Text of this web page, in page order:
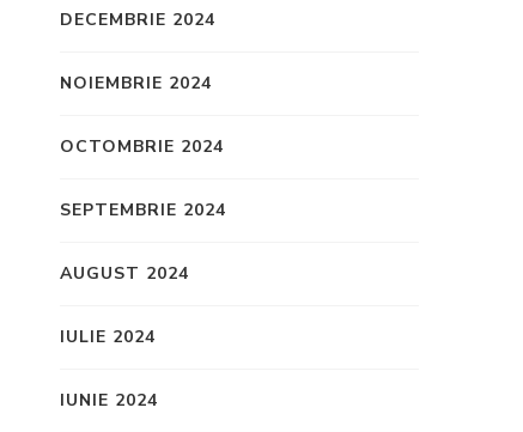
DECEMBRIE 2024
NOIEMBRIE 2024
OCTOMBRIE 2024
SEPTEMBRIE 2024
AUGUST 2024
IULIE 2024
IUNIE 2024